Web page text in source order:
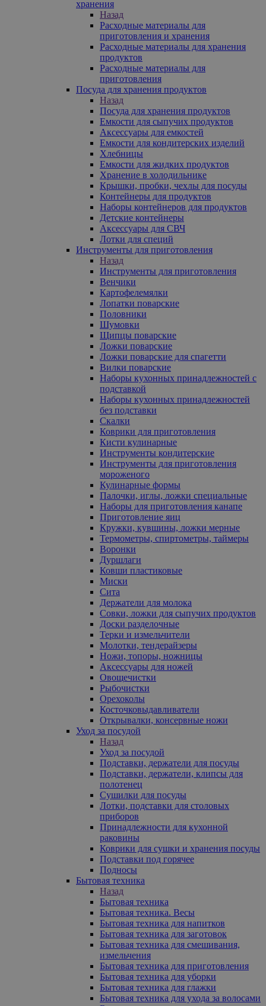
хранения
Назад
Расходные материалы для
приготовления и хранения
Расходные материалы для хранения
продуктов
Расходные материалы для
приготовления
Посуда для хранения продуктов
Назад
Посуда для хранения продуктов
Емкости для сыпучих продуктов
Аксессуары для емкостей
Емкости для кондитерских изделий
Хлебницы
Емкости для жидких продуктов
Хранение в холодильнике
Крышки, пробки, чехлы для посуды
Контейнеры для продуктов
Наборы контейнеров для продуктов
Детские контейнеры
Аксессуары для СВЧ
Лотки для специй
Инструменты для приготовления
Назад
Инструменты для приготовления
Венчики
Картофелемялки
Лопатки поварские
Половники
Шумовки
Щипцы поварские
Ложки поварские
Ложки поварские для спагетти
Вилки поварские
Наборы кухонных принадлежностей с
подставкой
Наборы кухонных принадлежностей
без подставки
Скалки
Коврики для приготовления
Кисти кулинарные
Инструменты кондитерские
Инструменты для приготовления
мороженого
Кулинарные формы
Палочки, иглы, ложки специальные
Наборы для приготовления канапе
Приготовление яиц
Кружки, кувшины, ложки мерные
Термометры, спиртометры, таймеры
Воронки
Дуршлаги
Ковши пластиковые
Миски
Сита
Держатели для молока
Совки, ложки для сыпучих продуктов
Доски разделочные
Терки и измельчители
Молотки, тендерайзеры
Ножи, топоры, ножницы
Аксессуары для ножей
Овощечистки
Рыбочистки
Орехоколы
Косточковыдавливатели
Открывалки, консервные ножи
Уход за посудой
Назад
Уход за посудой
Подставки, держатели для посуды
Подставки, держатели, клипсы для
полотенец
Сушилки для посуды
Лотки, подставки для столовых
приборов
Принадлежности для кухонной
раковины
Коврики для сушки и хранения посуды
Подставки под горячее
Подносы
Бытовая техника
Назад
Бытовая техника
Бытовая техника. Весы
Бытовая техника для напитков
Бытовая техника для заготовок
Бытовая техника для смешивания,
измельчения
Бытовая техника для приготовления
Бытовая техника для уборки
Бытовая техника для глажки
Бытовая техника для ухода за волосами